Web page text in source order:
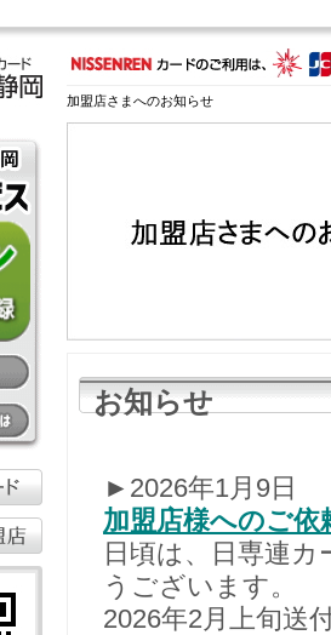
加盟店さまへのお知らせ
お知らせ
►2026年1月9日
加盟店様へのご依
日頃は、日専連
うございます。
2026年2月上旬送